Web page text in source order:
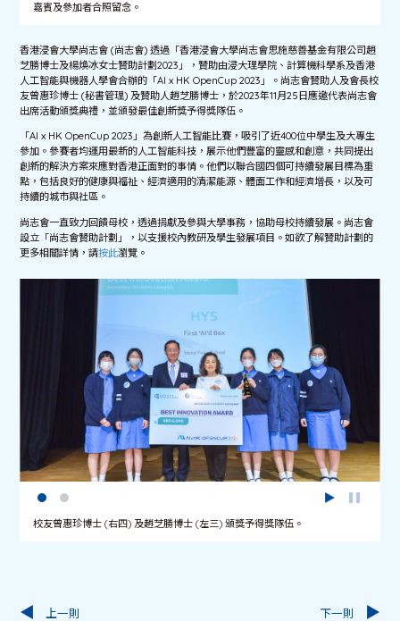
嘉賓及參加者合照留念。
香港浸會大學尚志會 (尚志會) 透過「香港浸會大學尚志會思施慈善基金有限公司趙
芝勝博士及楊煥冰女士贊助計劃2023」，贊助由浸大理學院、計算機科學系及香港
人工智能與機器人學會合辦的「AI x HK OpenCup 2023」。尚志會贊助人及會長校
友曾惠珍博士 (秘書管理) 及贊助人趙芝勝博士，於2023年11月25日應邀代表尚志會
出席活動頒獎典禮，並頒發最佳創新獎予得獎隊伍。
「AI x HK OpenCup 2023」為創新人工智能比賽，吸引了近400位中學生及大專生
參加。參賽者均運用最新的人工智能科技，展示他們豐富的靈感和創意，共同提出
創新的解決方案來應對香港正面對的事情。他們以聯合國四個可持續發展目標為重
點，包括良好的健康與福祉、經濟適用的清潔能源、體面工作和經濟增長，以及可
持續的城市與社區。
尚志會一直致力回饋母校，透過捐獻及參與大學事務，協助母校持續發展。尚志會
設立「尚志會贊助計劃」，以支援校內教研及學生發展項目。如欲了解贊助計劃的
更多相關詳情，請按此瀏覽。
校友曾惠珍博士 (右四) 及趙芝勝博士 (左三) 頒獎予得獎隊伍。
上一則 下一則